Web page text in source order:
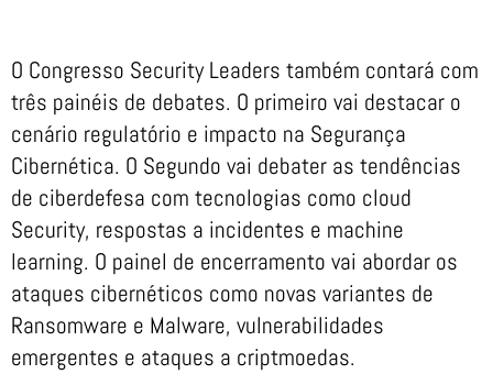
O Congresso Security Leaders também contará com
três painéis de debates. O primeiro vai destacar o
cenário regulatório e impacto na Segurança
Cibernética. O Segundo vai debater as tendências
de ciberdefesa com tecnologias como cloud
Security, respostas a incidentes e machine
learning. O painel de encerramento vai abordar os
ataques cibernéticos como novas variantes de
Ransomware e Malware, vulnerabilidades
emergentes e ataques a criptmoedas.